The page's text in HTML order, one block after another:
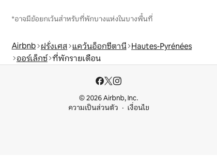
*อาจมีข้อยกเว้นสำหรับที่พักบางแห่งในบางพื้นที่
Airbnb ฝรั่งเศส แคว้นอ็อกซีตานี Hautes-Pyrénées
ออร์เล็กซ์ ที่พักรายเดือน
© 2026 Airbnb, Inc.
ความเป็นส่วนตัว
เงื่อนไข